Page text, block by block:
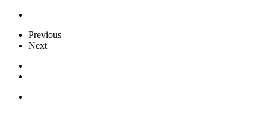
Previous
Next